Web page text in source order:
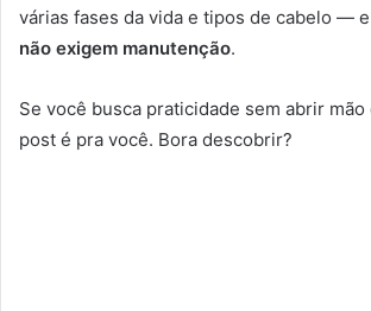
várias fases da vida e tipos de cabelo —
não exigem manutenção.
Se você busca praticidade sem abrir
post é pra você. Bora descobrir?